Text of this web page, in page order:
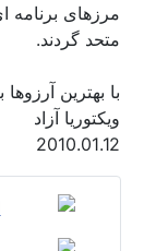
مرزهای برنامه
متحد گردند.
با بهترین
ویکتوریا آزاد
2010.01.12